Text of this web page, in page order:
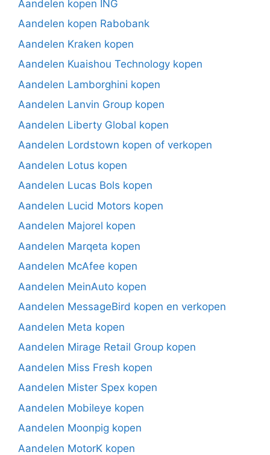
Aandelen kopen ING
Aandelen kopen Rabobank
Aandelen Kraken kopen
Aandelen Kuaishou Technology kopen
Aandelen Lamborghini kopen
Aandelen Lanvin Group kopen
Aandelen Liberty Global kopen
Aandelen Lordstown kopen of verkopen
Aandelen Lotus kopen
Aandelen Lucas Bols kopen
Aandelen Lucid Motors kopen
Aandelen Majorel kopen
Aandelen Marqeta kopen
Aandelen McAfee kopen
Aandelen MeinAuto kopen
Aandelen MessageBird kopen en verkopen
Aandelen Meta kopen
Aandelen Mirage Retail Group kopen
Aandelen Miss Fresh kopen
Aandelen Mister Spex kopen
Aandelen Mobileye kopen
Aandelen Moonpig kopen
Aandelen MotorK kopen